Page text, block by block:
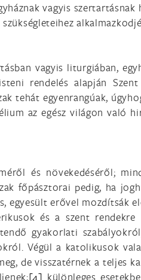
vagyis
vagyis liturgiában,
rendelés alapján
tehát egyenrangúak,
az egész világon való
és növekedéséről;
főpásztorai pedig, ha
egyesült erővel mozdítsák
és a szent
gyakorlati
Végül a katolikusok
de visszatérnek a teljes
[4] különleges